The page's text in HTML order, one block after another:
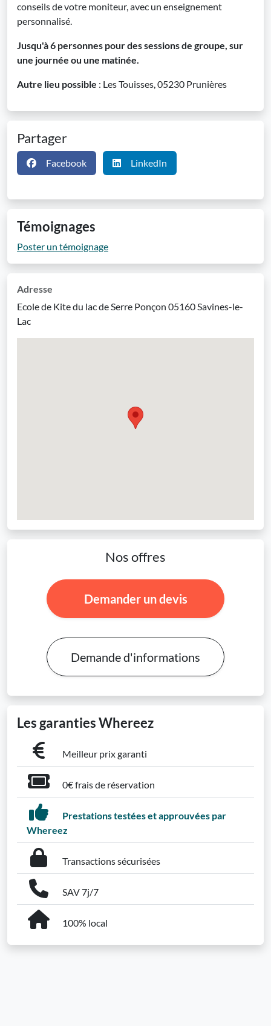
conseils de votre moniteur, avec un enseignement
personnalisé.
Jusqu'à 6 personnes pour des sessions de groupe, sur
une journée ou une matinée.
Autre lieu possible : Les Touisses, 05230 Prunières
Partager
Facebook LinkedIn
Témoignages
Poster un témoignage
Adresse
Ecole de Kite du lac de Serre Ponçon 05160 Savines-le-
Lac
Nos offres
Demander un devis
Demande d'informations
Les garanties Whereez
Meilleur prix garanti
0€ frais de réservation
Prestations testées et approuvées par
Whereez
Transactions sécurisées
SAV 7j/7
100% local